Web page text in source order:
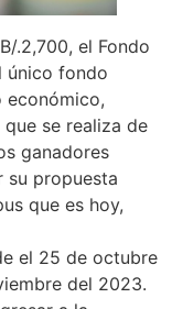
.2,700, el Fondo
único fondo
económico,
se realiza de
ganadores
su propuesta
que es hoy,
el 25 de octubre
del 2023.